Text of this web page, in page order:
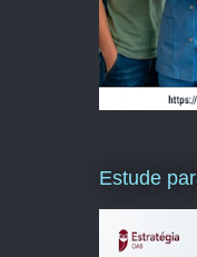
Estude